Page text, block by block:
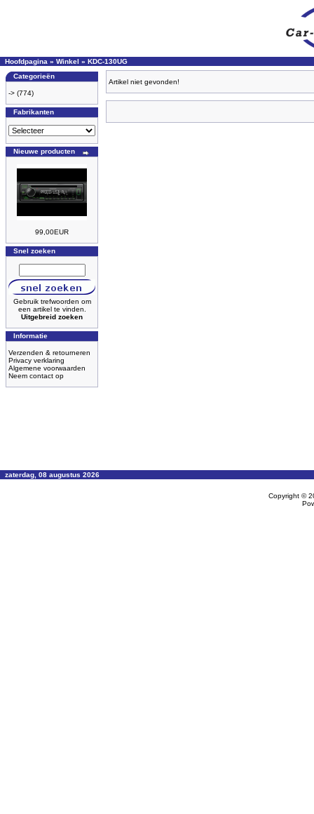
Hoofdpagina » Winkel » KDC-130UG
Categorieën
-> (774)
Fabrikanten
Nieuwe producten
99,00EUR
Snel zoeken
Gebruik trefwoorden om
een artikel te vinden.
Uitgebreid zoeken
Informatie
Verzenden & retourneren
Privacy verklaring
Algemene voorwaarden
Neem contact op
Artikel niet gevonden!
zaterdag, 08 augustus 2026
Copyright ©